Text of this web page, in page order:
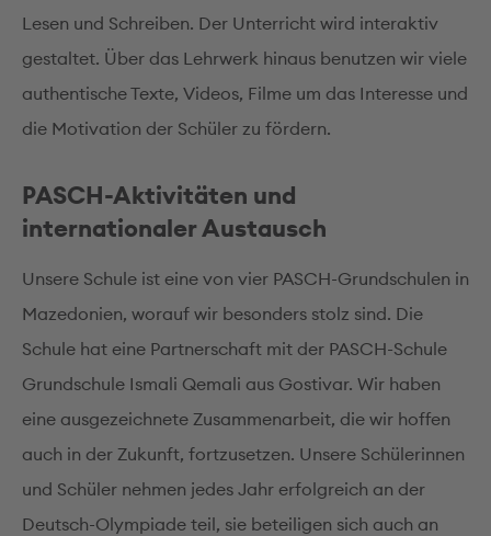
Lesen und Schreiben. Der Unterricht wird interaktiv
gestaltet. Über das Lehrwerk hinaus benutzen wir viele
authentische Texte, Videos, Filme um das Interesse und
die Motivation der Schüler zu fördern.
PASCH-Aktivitäten und
internationaler Austausch
Unsere Schule ist eine von vier PASCH-Grundschulen in
Mazedonien, worauf wir besonders stolz sind. Die
Schule hat eine Partnerschaft mit der PASCH-Schule
Grundschule Ismali Qemali aus Gostivar. Wir haben
eine ausgezeichnete Zusammenarbeit, die wir hoffen
auch in der Zukunft, fortzusetzen. Unsere Schülerinnen
und Schüler nehmen jedes Jahr erfolgreich an der
Deutsch-Olympiade teil, sie beteiligen sich auch an